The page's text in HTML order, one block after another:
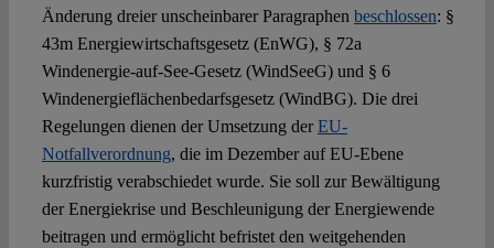
Änderung dreier unscheinbarer Paragraphen beschlossen: §
43m Energiewirtschaftsgesetz (EnWG), § 72a
Windenergie-auf-See-Gesetz (WindSeeG) und § 6
Windenergieflächenbedarfsgesetz (WindBG). Die drei
Regelungen dienen der Umsetzung derEU-
Notfallverordnung, die im Dezember auf EU-Ebene
kurzfristig verabschiedet wurde. Sie soll zur Bewältigung
der Energiekrise und Beschleunigung der Energiewende
beitragen und ermöglicht befristet den weitgehenden